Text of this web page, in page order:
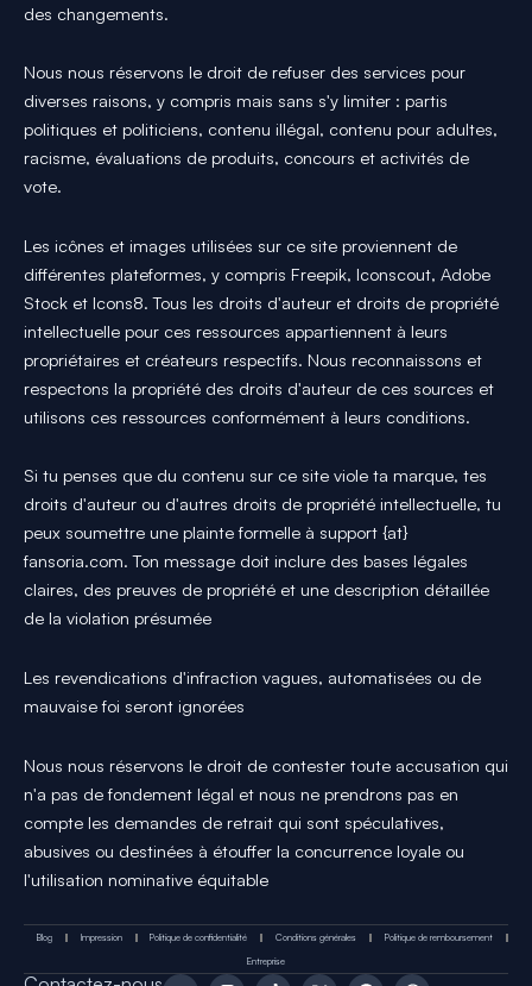
des changements.
Nous nous réservons le droit de refuser des services pour
diverses raisons, y compris mais sans s'y limiter : partis
politiques et politiciens, contenu illégal, contenu pour adultes,
racisme, évaluations de produits, concours et activités de
vote.
Les icônes et images utilisées sur ce site proviennent de
différentes plateformes, y compris Freepik, Iconscout, Adobe
Stock et Icons8. Tous les droits d'auteur et droits de propriété
intellectuelle pour ces ressources appartiennent à leurs
propriétaires et créateurs respectifs. Nous reconnaissons et
respectons la propriété des droits d'auteur de ces sources et
utilisons ces ressources conformément à leurs conditions.
Si tu penses que du contenu sur ce site viole ta marque, tes
droits d'auteur ou d'autres droits de propriété intellectuelle, tu
peux soumettre une plainte formelle à support {at}
fansoria.com. Ton message doit inclure des bases légales
claires, des preuves de propriété et une description détaillée
de la violation présumée
Les revendications d'infraction vagues, automatisées ou de
mauvaise foi seront ignorées
Nous nous réservons le droit de contester toute accusation qui
n'a pas de fondement légal et nous ne prendrons pas en
compte les demandes de retrait qui sont spéculatives,
abusives ou destinées à étouffer la concurrence loyale ou
l'utilisation nominative équitable
Blog Impression Politique de confidentialité Conditions générales
Politique de remboursement
Entreprise